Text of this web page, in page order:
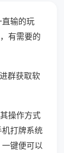
输的玩
有需要的
群获取软
操作方式
打牌系统
键便可以